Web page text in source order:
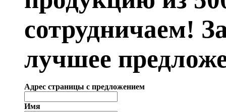
сотрудничаем!
лучшее
Адрес страницы с предложением
Имя